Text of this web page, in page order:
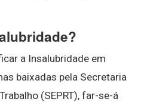
a Insalubridade em
baixadas pela Secretaria
(SEPRT), far-se-á